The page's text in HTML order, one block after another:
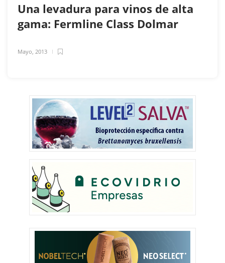
Una levadura para vinos de alta
gama: Fermline Class Dolmar
Mayo, 2013